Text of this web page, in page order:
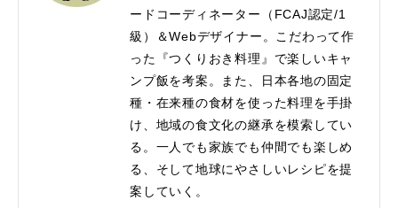
ードコーディネーター（FCAJ認定/1
級）＆Webデザイナー。こだわって作
った『つくりおき料理』で楽しいキャ
ンプ飯を考案。また、日本各地の固定
種・在来種の食材を使った料理を手掛
け、地域の食文化の継承を模索してい
る。一人でも家族でも仲間でも楽しめ
る、そして地球にやさしいレシピを提
案していく。